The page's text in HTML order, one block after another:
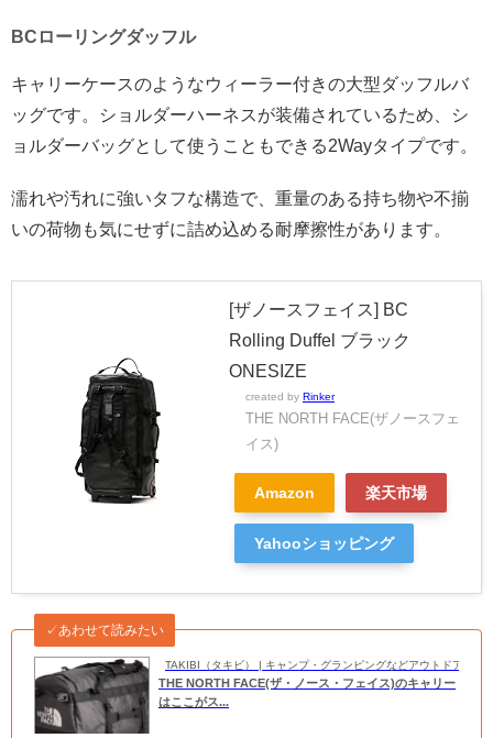
BCローリングダッフル
キャリーケースのようなウィーラー付きの大型ダッフルバ
ッグです。ショルダーハーネスが装備されているため、シ
ョルダーバッグとして使うこともできる2Wayタイプです。
濡れや汚れに強いタフな構造で、重量のある持ち物や不揃
いの荷物も気にせずに詰め込める耐摩擦性があります。
[ザノースフェイス] BC
Rolling Duffel ブラック
ONESIZE
created by Rinker
THE NORTH FACE(ザノースフェ
イス)
Amazon 楽天市場
Yahooショッピング
TAKIBI（タキビ） | キャンプ・グランピングなどアウトドアの総
✓あわせて読みたい
THE NORTH FACE(ザ・ノース・フェイス)のキャリー
はここがス...